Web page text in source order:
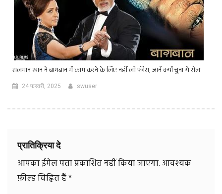
सलमान खान ने बागबान में काम करने के लिए नहीं ली फीस, जानें क्यों चुना ये रोल
24 फरवरी, 2025 swuser
प्रातिक्रिया दे
आपका ईमेल पता प्रकाशित नहीं किया जाएगा. आवश्यक
फ़ील्ड चिह्नित हैं*